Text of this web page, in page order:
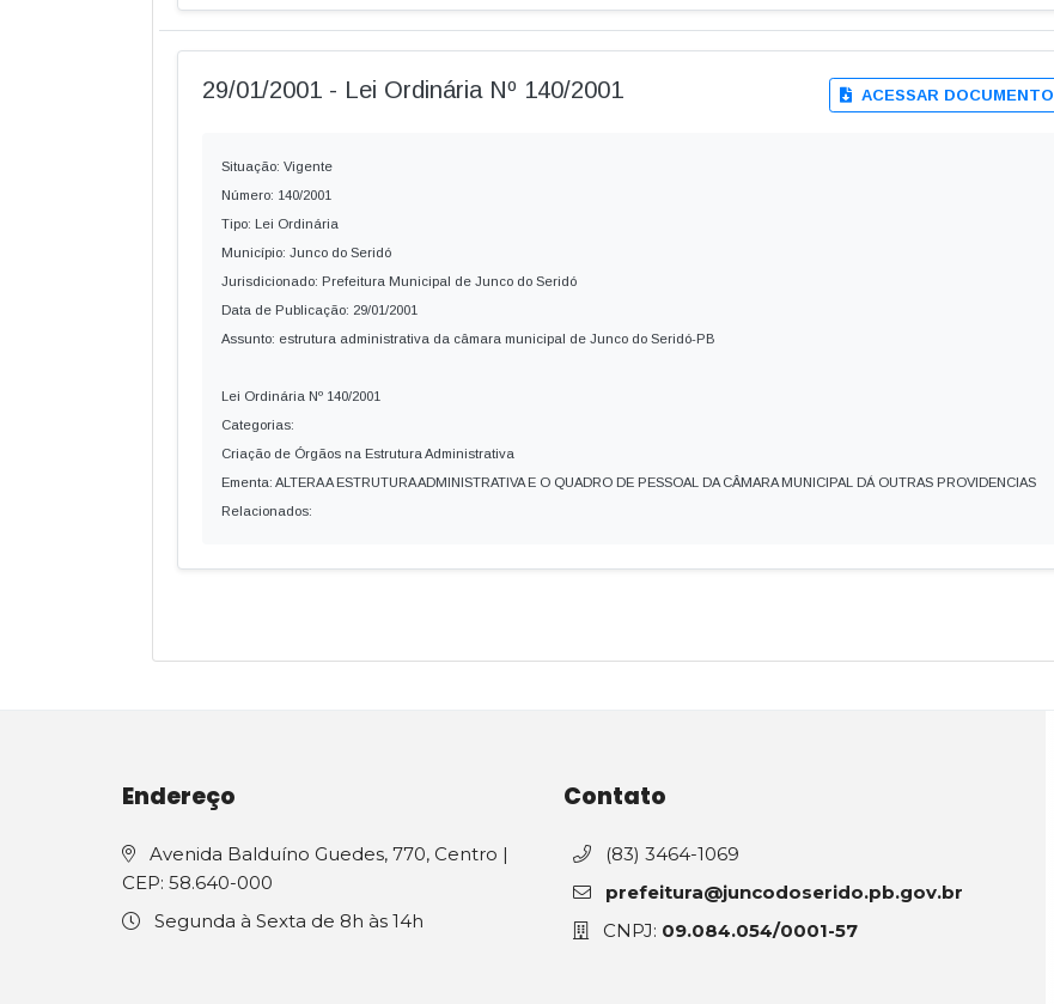
29/01/2001 - Lei Ordinária Nº 140/2001 ACESSAR DOCUMENTO
Situação: Vigente
Número: 140/2001
Tipo: Lei Ordinária
Município: Junco do Seridó
Jurisdicionado: Prefeitura Municipal de Junco do Seridó
Data de Publicação: 29/01/2001
Assunto: estrutura administrativa da câmara municipal de Junco do Seridó-PB
Lei Ordinária Nº 140/2001
Categorias:
Criação de Órgãos na Estrutura Administrativa
Ementa: ALTERA A ESTRUTURA ADMINISTRATIVA E O QUADRO DE PESSOAL DA CÂMARA MUNICIPAL DÁ OUTRAS PROVIDENCIAS
Relacionados:
Endereço
Avenida Balduíno Guedes, 770, Centro |
CEP: 58.640-000
Segunda à Sexta de 8h às 14h
Contato
(83) 3464-1069
prefeitura@juncodoserido.pb.gov.br
CNPJ: 09.084.054/0001-57